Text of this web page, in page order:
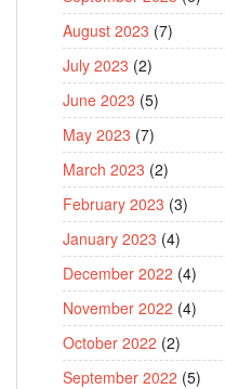
August 2023 (7)
July 2023 (2)
June 2023 (5)
May 2023 (7)
March 2023 (2)
February 2023 (3)
January 2023 (4)
December 2022 (4)
November 2022 (4)
October 2022 (2)
September 2022 (5)